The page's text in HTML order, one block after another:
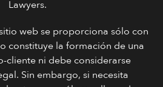
Lawyers.
web se proporciona sólo con
constituye la formación de una
cliente ni debe considerarse
Sin embargo, si necesita